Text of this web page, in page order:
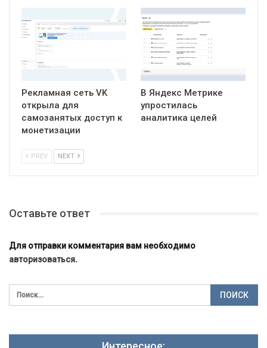
Рекламная сеть VK
открыла для
самозанятых доступ к
монетизации
В Яндекс Метрике
упростилась
аналитика целей
PREV NEXT
Оставьте ответ
Для отправки комментария вам необходимо
авторизоваться.